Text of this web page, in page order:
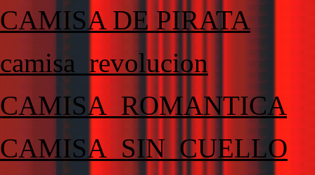
CAMISA DE PIRATA
camisa_revolucion
CAMISA_ROMANTICA
CAMISA_SIN_CUELLO